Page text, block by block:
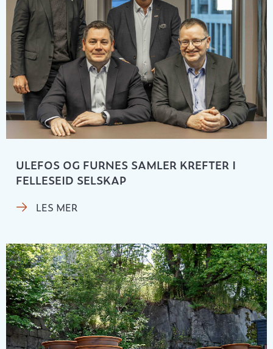
ULEFOS OG FURNES SAMLER KREFTER I
FELLESEID SELSKAP
LES MER